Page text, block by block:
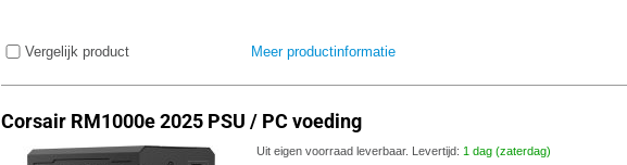
Vergelijk product Meer productinformatie
Corsair RM1000e 2025 PSU / PC voeding
Uit eigen voorraad leverbaar. Levertijd: 1 dag (zaterdag)